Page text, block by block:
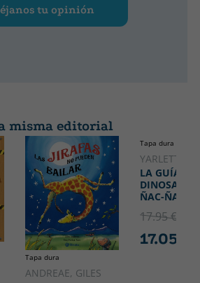
tu opinión
misma editorial
Tapa dura
ANDREAE, GILES
Tapa dura
YARLETT,
LA GUÍA DE
ÑAC-ÑAC
17.95 €
17.05 €